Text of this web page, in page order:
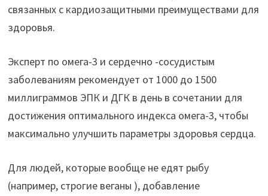
связанных с кардиозащитными преимуществами для
здоровья.
Эксперт по омега-3 и сердечно -сосудистым
заболеваниям рекомендует от 1000 до 1500
миллиграммов ЭПК и ДГК в день в сочетании для
достижения оптимального индекса омега-3, чтобы
максимально улучшить параметры здоровья сердца.
Для людей, которые вообще не едят рыбу
(например, строгие веганы ), добавление